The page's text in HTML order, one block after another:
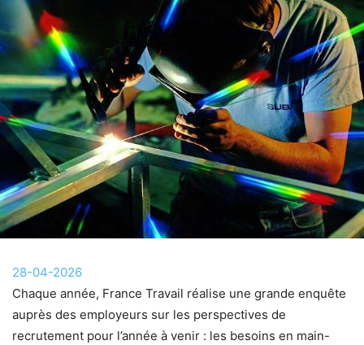
28-04-2026
Chaque année, France Travail réalise une grande enquête
auprès des employeurs sur les perspectives de
recrutement pour l’année à venir : les besoins en main-